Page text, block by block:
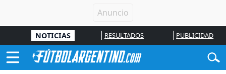
NOTICIAS RESULTADOS PUBLICIDAD